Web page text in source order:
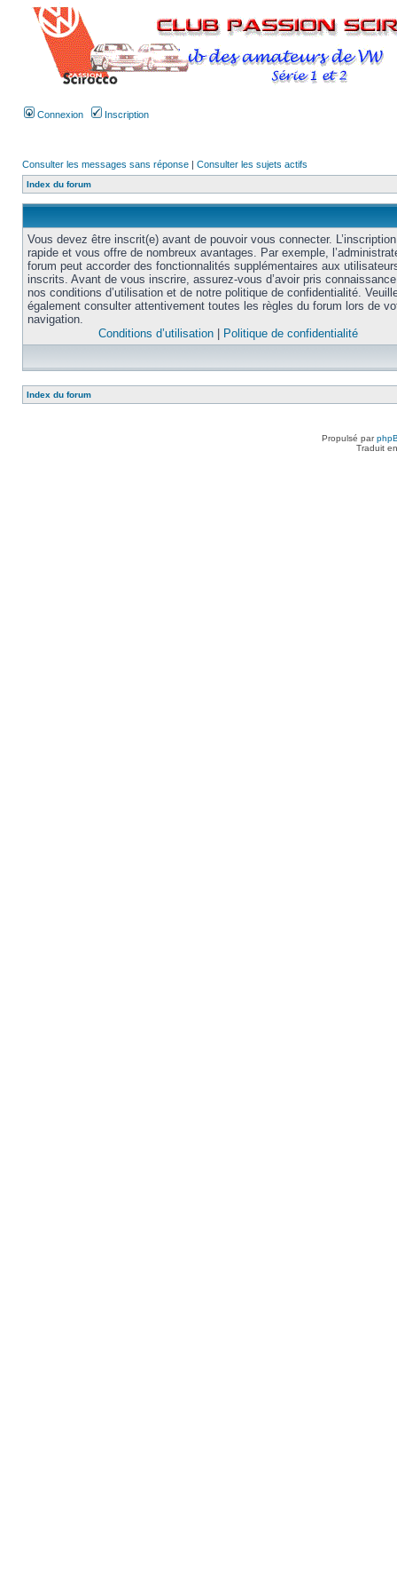
Connexion Inscription
Consulter les messages sans réponse | Consulter les sujets actifs
Index du forum
Vous devez être inscrit(e) avant de pouvoir vous connecter.
rapide et vous offre de nombreux avantages. Par exemple,
forum peut accorder des fonctionnalités supplémentaires aux
inscrits. Avant de vous inscrire, assurez-vous d’avoir pris
nos conditions d’utilisation et de notre politique de confidentialité.
également consulter attentivement toutes les règles du forum lors de
navigation.
Conditions d’utilisation
Politique de confidentialité
Index du forum
Propulsé par
Traduit